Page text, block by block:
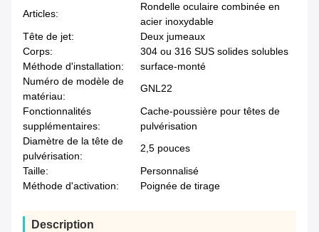
Articles:
Rondelle oculaire combinée en
acier inoxydable
Tête de jet:
Deux jumeaux
Corps:
304 ou 316 SUS solides solubles
Méthode d'installation:
surface-monté
Numéro de modèle de
matériau:
GNL22
Fonctionnalités
supplémentaires:
Cache-poussière pour têtes de
pulvérisation
Diamètre de la tête de
pulvérisation:
2,5 pouces
Taille:
Personnalisé
Méthode d'activation:
Poignée de tirage
Description